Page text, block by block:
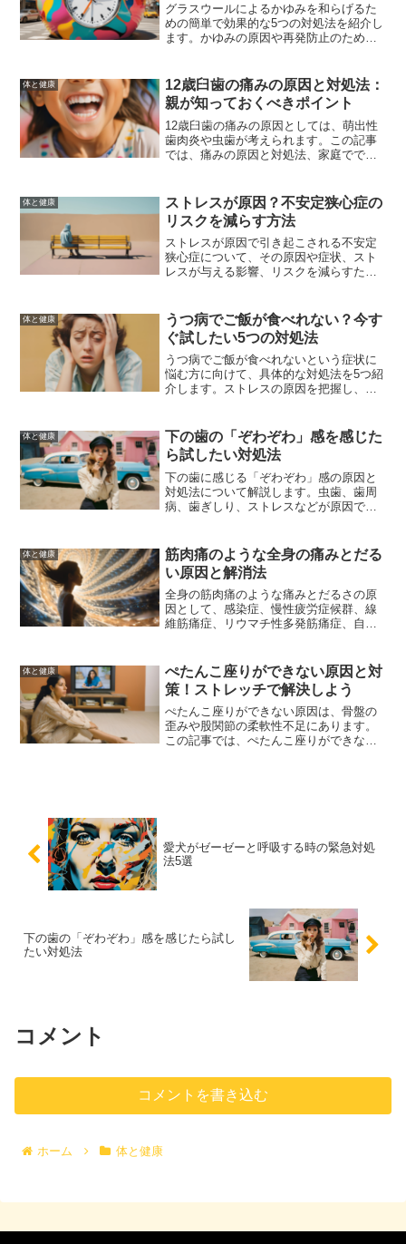
グラスウールによるかゆみを和らげるた
めの簡単で効果的な5つの対処法を紹介し
ます。かゆみの原因や再発防止のための
いて詳しく解説します。
体と健康
12歳臼歯の痛みの原因と対処法：
親が知っておくべきポイント
12歳臼歯の痛みの原因としては、萌出性
歯肉炎や虫歯が考えられます。この記事
では、痛みの原因と対処法、家庭ででき
す。
体と健康
ストレスが原因？不安定狭心症の
リスクを減らす方法
ストレスが原因で引き起こされる不安定
狭心症について、その原因や症状、スト
レスが与える影響、リスクを減らすため
クを大幅に減らすことができます。
体と健康
うつ病でご飯が食べれない？今す
ぐ試したい5つの対処法
うつ病でご飯が食べれないという症状に
悩む方に向けて、具体的な対処法を5つ紹
介します。ストレスの原因を把握し、生
に相談することで、食欲不振の改善を目
指します。
体と健康
下の歯の「ぞわぞわ」感を感じた
ら試したい対処法
下の歯に感じる「ぞわぞわ」感の原因と
対処法について解説します。虫歯、歯周
病、歯ぎしり、ストレスなどが原因で発
体と健康
筋肉痛のような全身の痛みとだる
い原因と解消法
全身の筋肉痛のような痛みとだるさの原
因として、感染症、慢性疲労症候群、線
維筋痛症、リウマチ性多発筋痛症、自律
詳しく解説し、症状が続く場合の受診の
目安も紹介します。
体と健康
ぺたんこ座りができない原因と対
策！ストレッチで解決しよう
ぺたんこ座りができない原因は、骨盤の
歪みや股関節の柔軟性不足にあります。
この記事では、ぺたんこ座りができない
愛犬がゼーゼーと呼吸する時の緊急対処
法5選
下の歯の「ぞわぞわ」感を感じたら試し
たい対処法
コメント
コメントを書き込む
ホーム 体と健康